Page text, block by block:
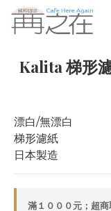
Kalita 梯形
漂白/無漂白
梯形濾紙
日本製造
滿１０００元；超